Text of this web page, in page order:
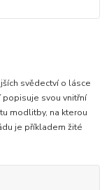
svědectví o lásce
popisuje svou vnitřní
modlitby, na kterou
je příkladem žité